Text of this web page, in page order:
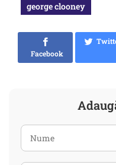
george clooney
Facebook